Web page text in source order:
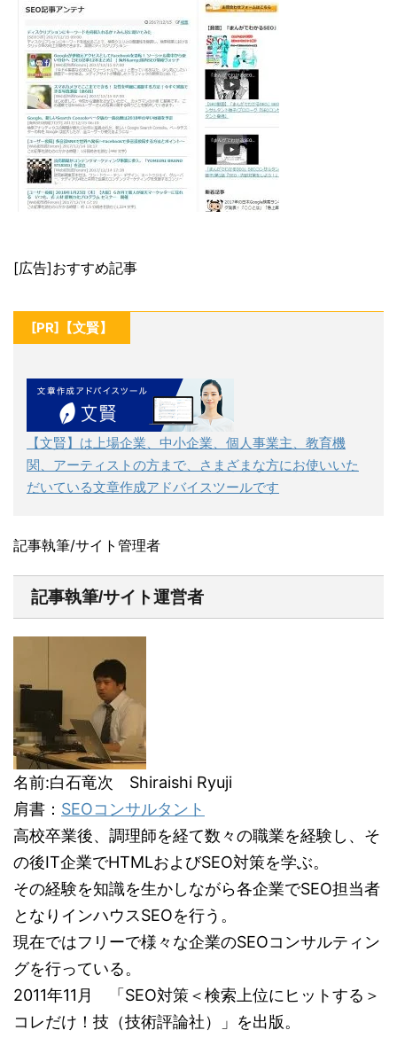
[広告]おすすめ記事
[PR]【文賢】
【文賢】は上場企業、中小企業、個人事業主、教育機
関、アーティストの方まで、さまざまな方にお使いいた
だいている文章作成アドバイスツールです
記事執筆/サイト管理者
記事執筆/サイト運営者
名前:白石竜次 Shiraishi Ryuji
肩書： SEOコンサルタント
高校卒業後、調理師を経て数々の職業を経験し、そ
の後IT企業でHTMLおよびSEO対策を学ぶ。
その経験を知識を生かしながら各企業でSEO担当者
となりインハウスSEOを行う。
現在ではフリーで様々な企業のSEOコンサルティン
グを行っている。
2011年11月 「SEO対策＜検索上位にヒットする＞
コレだけ！技（技術評論社）」を出版。